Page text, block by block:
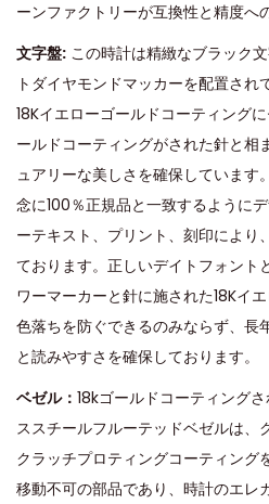
ーンファクトリーが互換性と精度へ
文字盤: この時計は精緻なブラック
トダイヤモンドマッカーを配置さ
18Kイエローゴールドコーティング
ールドコーティングがされた針と相
ュアリーな美しさを確保しています
念に100％正規品と一致するように
ーテキスト、プリント、刻印により
ております。正しいデイトフォント
ワーマーカーと針に施された18Kイ
色落ちを防ぐできるのみならず、長
と読みやすさを確保しております。
ベゼル： 18kゴールドコーティング
ススチールフルーテッドベゼルは、
クラッチプロティングコーティング
移動不可の部品であり、時計のエレ